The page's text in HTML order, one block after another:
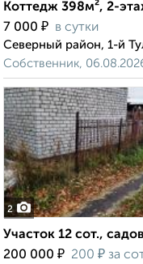
Коттедж 398м², 2-
7 000 ₽ в сутки
Северный район, 1-й
Собственник,
2
Участок 12 сот.,
200 000 ₽ 200 ₽ за